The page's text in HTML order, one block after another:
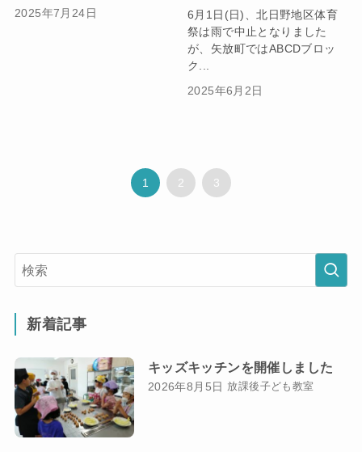
2025年7月24日
6月1日(日)、北日野地区体育
祭は雨で中止となりました
が、矢放町ではABCDブロッ
ク...
2025年6月2日
1 2 3
新着記事
キッズキッチンを開催しました
2026年8月5日 放課後子ども教室